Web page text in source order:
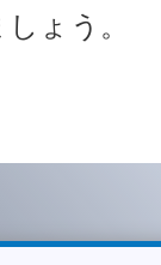
ょう。